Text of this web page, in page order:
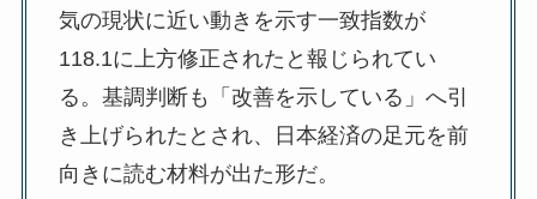
気の現状に近い動きを示す一致指数が
118.1に上方修正されたと報じられてい
る。基調判断も「改善を示している」へ引
き上げられたとされ、日本経済の足元を前
向きに読む材料が出た形だ。